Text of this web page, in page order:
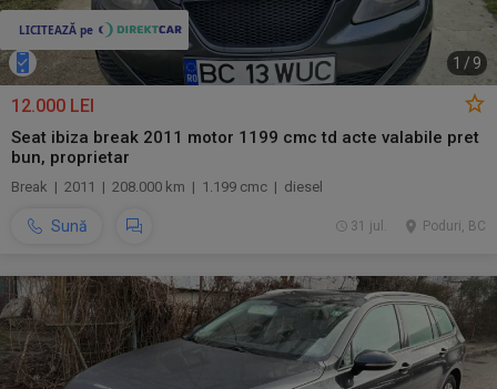
1 / 9
12.000 LEI
Seat ibiza break 2011 motor 1199 cmc td acte valabile pret
bun, proprietar
Break | 2011 | 208.000 km | 1.199 cmc | diesel
Sună Poduri, BC
31 jul.